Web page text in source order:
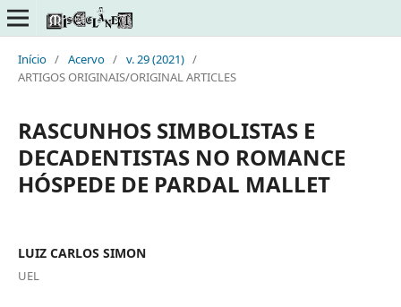
Início / Acervo / v. 29 (2021) /
ARTIGOS ORIGINAIS/ORIGINAL ARTICLES
RASCUNHOS SIMBOLISTAS E
DECADENTISTAS NO ROMANCE
HÓSPEDE DE PARDAL MALLET
LUIZ CARLOS SIMON
UEL